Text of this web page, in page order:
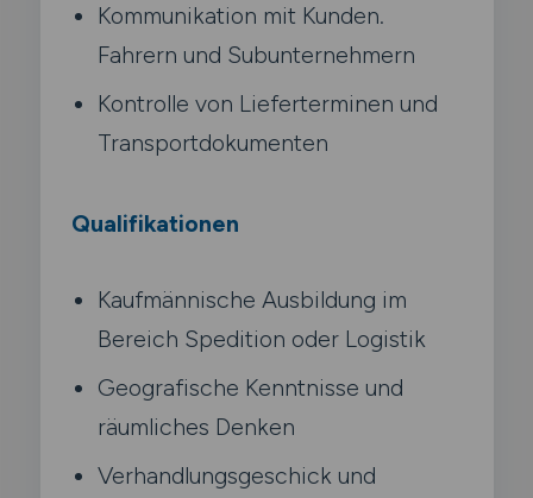
Kommunikation mit Kunden.
Fahrern und Subunternehmern
Kontrolle von Lieferterminen und
Transportdokumenten
Qualifikationen
Kaufmännische Ausbildung im
Bereich Spedition oder Logistik
Geografische Kenntnisse und
räumliches Denken
Verhandlungsgeschick und